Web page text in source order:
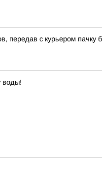
передав с курьером пачку
воды!